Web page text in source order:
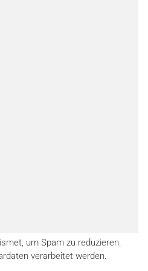
um Spam zu reduzieren.
verarbeitet werden.